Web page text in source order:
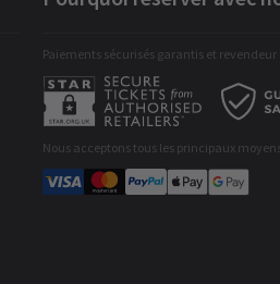
Paiements sécurisés garantis et
Nous acceptons tous les principaux